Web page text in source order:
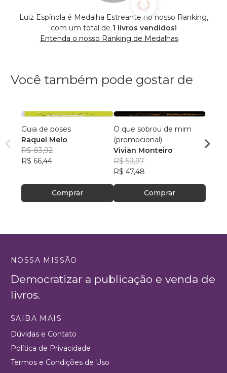
Luiz Espínola é Medalha Estreante no nosso Ranking,
com um total de 1 livros vendidos!
Entenda o nosso Ranking de Medalhas
Você também pode gostar de
Guia de poses
Raquel Melo
R$ 83,92
R$ 66,44
Comprar
O que sobrou de mim
(promocional)
Vivian Monteiro
R$ 59,97
R$ 47,48
Comprar
R$
NOSSA MISSÃO
Democratizar a publicação e venda de
livros.
SAIBA MAIS
Dúvidas e Contato
Política de Privacidade
Termos e Condições de Uso